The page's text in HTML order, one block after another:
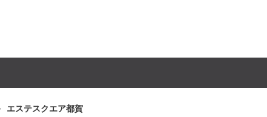
エステスクエア都賀